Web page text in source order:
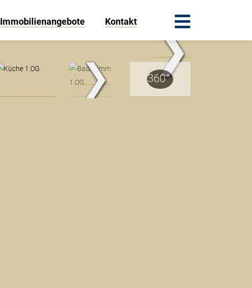
Immobilienangebote Kontakt
Wohnbereich 1.OG ❯
❯